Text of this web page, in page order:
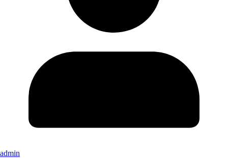
admin